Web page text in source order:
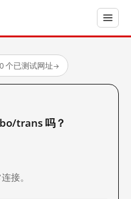
个已测试网址→
trans 吗？
接。